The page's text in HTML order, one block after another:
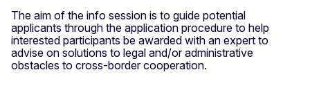
The aim of the info session is to guide potential
applicants through the application procedure to help
interested participants be awarded with an expert to
advise on solutions to legal and/or administrative
obstacles to cross-border cooperation.